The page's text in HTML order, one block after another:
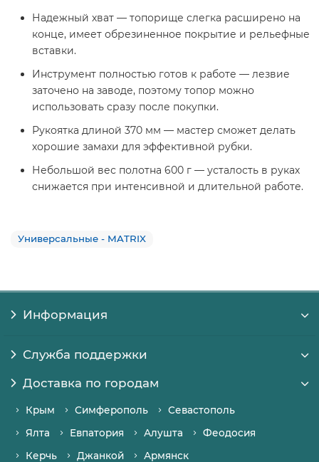
Надежный хват — топорище слегка расширено на
конце, имеет обрезиненное покрытие и рельефные
вставки.
Инструмент полностью готов к работе — лезвие
заточено на заводе, поэтому топор можно
использовать сразу после покупки.
Рукоятка длиной 370 мм — мастер сможет делать
хорошие замахи для эффективной рубки.
Небольшой вес полотна 600 г — усталость в руках
снижается при интенсивной и длительной работе.
Универсальные - MATRIX
Информация
Служба поддержки
Доставка по городам
Крым Симферополь
Севастополь
Ялта
Евпатория Алушта
Феодосия
Керчь
Джанкой
Армянск